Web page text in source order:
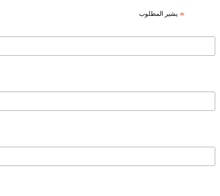
* يشير المطلوب